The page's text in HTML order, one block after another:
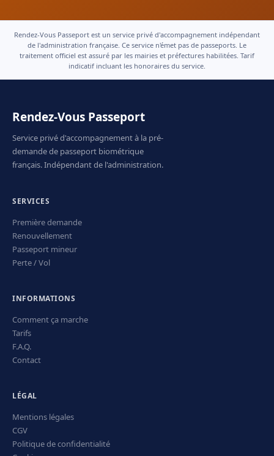
Rendez-Vous Passeport est un service privé d'accompagnement indépendant
de l'administration française. Ce service n'émet pas de passeports. Le
traitement officiel est assuré par les mairies et préfectures habilitées. Tarif
indicatif incluant les honoraires du service.
Rendez-Vous Passeport
Service privé d'accompagnement à la pré-
demande de passeport biométrique
français. Indépendant de l'administration.
SERVICES
Première demande
Renouvellement
Passeport mineur
Perte / Vol
INFORMATIONS
Comment ça marche
Tarifs
F.A.Q.
Contact
LÉGAL
Mentions légales
CGV
Politique de confidentialité